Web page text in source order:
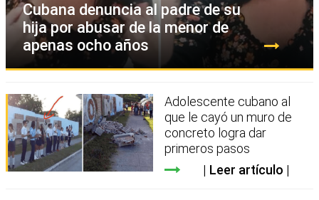
Cubana denuncia al padre de su
hija por abusar de la menor de
apenas ocho años
Adolescente cubano al
que le cayó un muro de
concreto logra dar
primeros pasos
Leer artículo